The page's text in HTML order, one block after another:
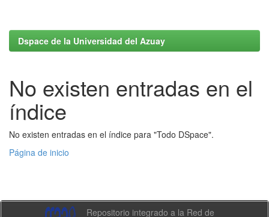
Dspace de la Universidad del Azuay
No existen entradas en el
índice
No existen entradas en el índice para "Todo DSpace".
Página de inicio
Repositorio integrado a la Red de